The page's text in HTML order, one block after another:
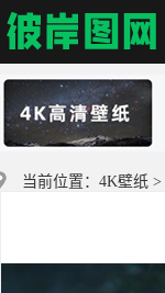
彼岸图网
当前位置： 4K壁纸 >